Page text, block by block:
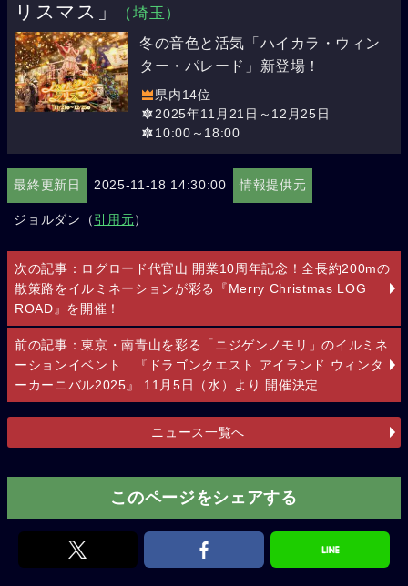
リスマス」
（埼玉）
冬の音色と活気「ハイカラ・ウィン
ター・パレード」新登場！
県内14位
2025年11月21日～12月25日
10:00～18:00
最終更新日 2025-11-18 14:30:00 情報提供元
ジョルダン（引用元）
次の記事：ログロード代官山 開業10周年記念！全長約200mの
散策路をイルミネーションが彩る『Merry Christmas LOG
ROAD』を開催！
前の記事：東京・南青山を彩る「ニジゲンノモリ」のイルミネ
ーションイベント 『ドラゴンクエスト アイランド ウィンタ
ーカーニバル2025』 11月5日（水）より 開催決定
ニュース一覧へ
このページをシェアする